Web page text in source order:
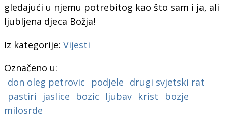
gledajući u njemu potrebitog kao što sam i ja, ali
ljubljena djeca Božja!
Iz kategorije: Vijesti
Označeno u:
don oleg petrovic
podjele drugi svjetski rat
pastiri
jaslice bozic ljubav krist
bozje
milosrde